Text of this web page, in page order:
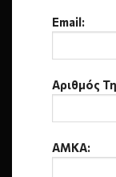
Email:
Αριθμός
AMKA: